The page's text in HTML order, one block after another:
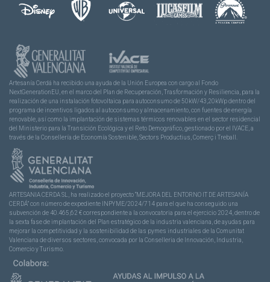
Artesanía Cerdá ha recibido una ayuda de la Unión Europea con cargo al Fondo
NextGenerationEU, en el marco del Plan de Recuperación, Trasformación y Resiliencia, para la
realización de una instalación fotovoltaica para autoconsumo de 50kW/43,20kWp dentro del
programa de incentivos ligados al autoconsumo y almacenamiento, con fuentes de energía
renovable, así como la implantación de sistemas térmicos renovables en el sector residencial
del Ministerio para la Transición Ecológica y el Reto Demográfico, gestionado por el IVACE, a
través de la Consellería de Economía Sostenible, Sectors Productius, Comerç i Treball.
ARTESANIA CERDA SL, ha realizado el proyecto “MEJORA DEL ENTORNO IT DE ARTESANÍA
CERDÁ” con número de expediente INPYME/2024/714 para el que ha conseguido una
subvención de 40.465,62 € correspondiente a la convocatoria para el ejercicio 2024, dentro de
la sexta fase de implantación del Plan estratégico de la industria valenciana, de ayudas para
mejorar la competitividad y la sostenibilidad de las pymes industriales de la Comunitat
Valenciana de diversos sectores, convocada por la Conselleria de Innovación, Industria,
Comercio y Turismo.